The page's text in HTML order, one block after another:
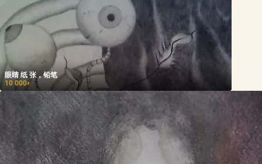
眼睛 纸 张，铅笔
10 000₽